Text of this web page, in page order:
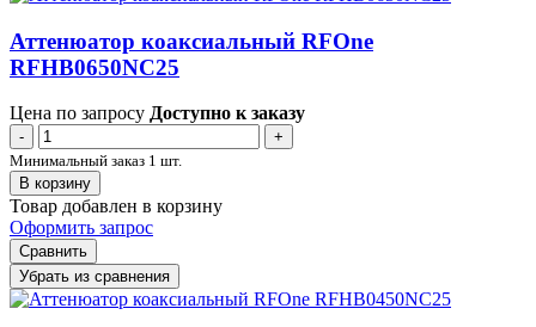
Аттенюатор коаксиальный RFOne
RFHB0650NC25
Цена по запросу Доступно к заказу
-
+
Минимальный заказ 1 шт.
В корзину
Товар добавлен в корзину
Оформить запрос
Сравнить
Убрать из сравнения